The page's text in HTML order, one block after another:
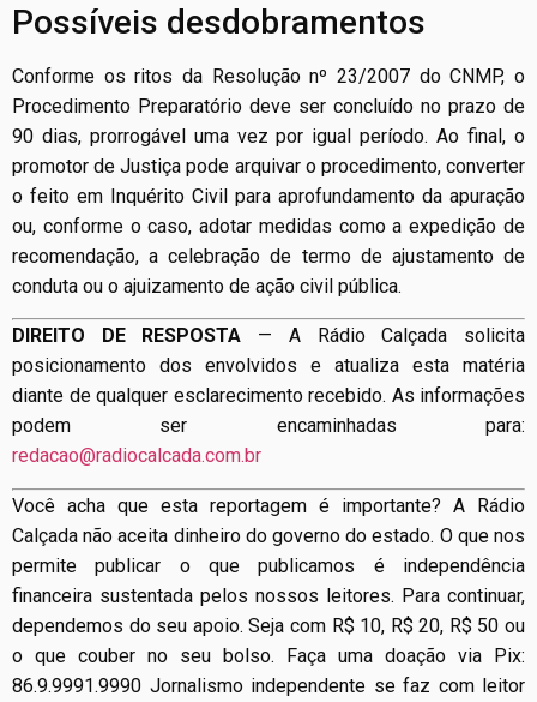
Possíveis desdobramentos
Conforme os ritos da Resolução nº 23/2007 do CNMP, o
Procedimento Preparatório deve ser concluído no prazo de
90 dias, prorrogável uma vez por igual período. Ao final, o
promotor de Justiça pode arquivar o procedimento, converter
o feito em Inquérito Civil para aprofundamento da apuração
ou, conforme o caso, adotar medidas como a expedição de
recomendação, a celebração de termo de ajustamento de
conduta ou o ajuizamento de ação civil pública.
DIREITO DE RESPOSTA — A Rádio Calçada solicita
posicionamento dos envolvidos e atualiza esta matéria
diante de qualquer esclarecimento recebido. As informações
podem ser encaminhadas para:
redacao@radiocalcada.com.br
Você acha que esta reportagem é importante? A Rádio
Calçada não aceita dinheiro do governo do estado. O que nos
permite publicar o que publicamos é independência
financeira sustentada pelos nossos leitores. Para continuar,
dependemos do seu apoio. Seja com R$ 10, R$ 20, R$ 50 ou
o que couber no seu bolso. Faça uma doação via Pix:
86.9.9991.9990 Jornalismo independente se faz com leitor